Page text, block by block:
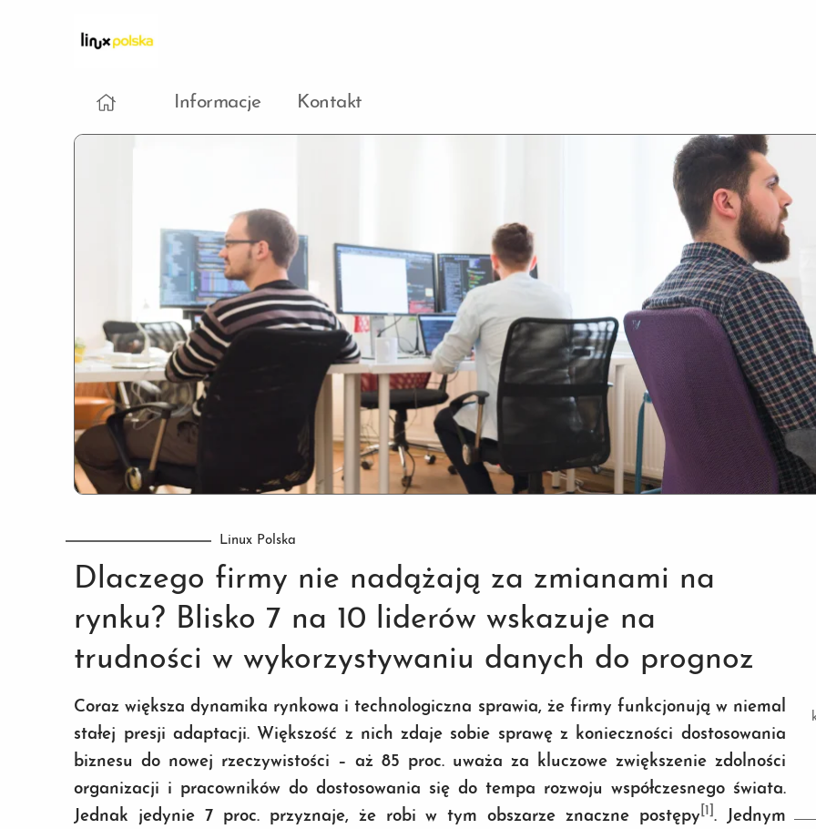
Informacje Kontakt
Linux Polska
Dlaczego firmy nie nadążają za zmianami na
rynku? Blisko 7 na 10 liderów wskazuje na
trudności w wykorzystywaniu danych do prognoz
Coraz większa dynamika rynkowa i technologiczna sprawia, że firmy funkcjonują w niemal
stałej presji adaptacji. Większość z nich zdaje sobie sprawę z konieczności dostosowania
biznesu do nowej rzeczywistości – aż 85 proc. uważa za kluczowe zwiększenie zdolności
organizacji i pracowników do dostosowania się do tempa rozwoju współczesnego świata.
Jednak jedynie 7 proc. przyznaje, że robi w tym obszarze znaczne postępy [1] . Jednym